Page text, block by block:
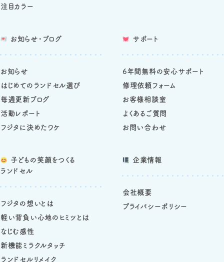
注目カラー
子どもの笑顔をつくる
ランドセル
フジタの想いとは
軽い背負い心地のヒミツとは
なじむ感性
新機能ミラクルタッチ
ランドセルリメイク
お知らせ・ブログ
お知らせ
はじめてのランドセル選び
毎週更新ブログ
活動レポート
フジタに決めたワケ
サポート
6年間無料の安心サポート
修理依頼フォーム
お客様相談室
よくあるご質問
お問い合わせ
企業情報
会社概要
プライバシーポリシー